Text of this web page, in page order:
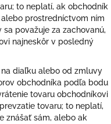
to neplatí, ak obchodník
prostredníctvom ním
považuje za zachovanú,
najneskôr v posledný
diaľku alebo od zmluvy
obchodníka podľa bodu
tovaru obchodníkovi
tovaru; to neplatí,
znášať sám, alebo ak